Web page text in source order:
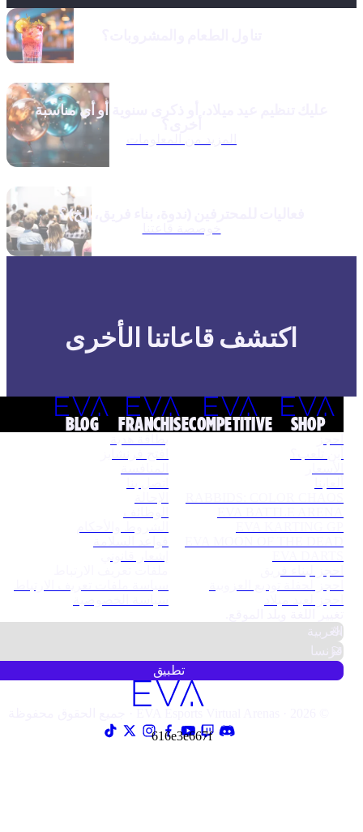
عليك تنظيم عيد ميلاد، أو ذكرى سنوية أو أي مناسبة
فعاليات للمحترفين (ندوة، بناء فريق، إلخ) ؟
اكتشف قاعاتنا الأخرى
SHOP
COMPETITIVE
FRANCHISE
BLOG
تطبيق
616e3e667f